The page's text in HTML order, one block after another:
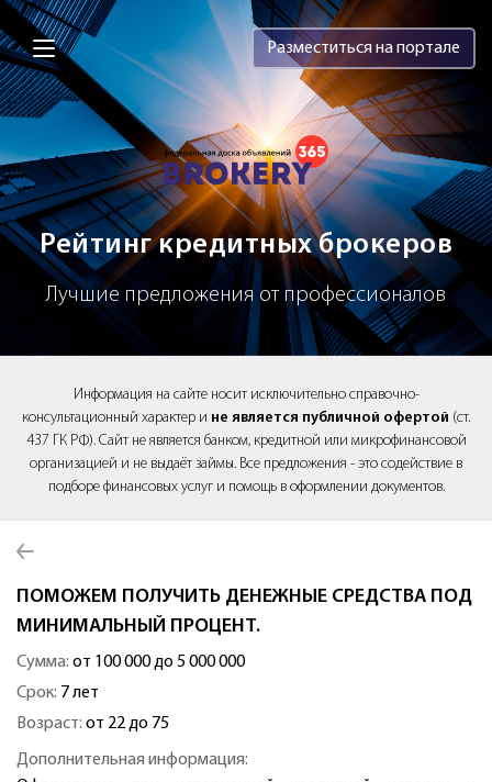
Brokery365 - Рейтинг кредитных
Разместиться на портале
Рейтинг кредитных брокеров
Лучшие предложения от профессионалов
Информация на сайте носит исключительно справочно-
консультационный характер и не является публичной офертой (ст.
437 ГК РФ). Сайт не является банком, кредитной или микрофинансовой
организацией и не выдаёт займы. Все предложения - это содействие в
подборе финансовых услуг и помощь в оформлении документов.
ПОМОЖЕМ ПОЛУЧИТЬ ДЕНЕЖНЫЕ СРЕДСТВА ПОД
МИНИМАЛЬНЫЙ ПРОЦЕНТ.
Сумма: от 100 000 до 5 000 000
Срок: 7 лет
Возраст: от 22 до 75
Дополнительная информация: